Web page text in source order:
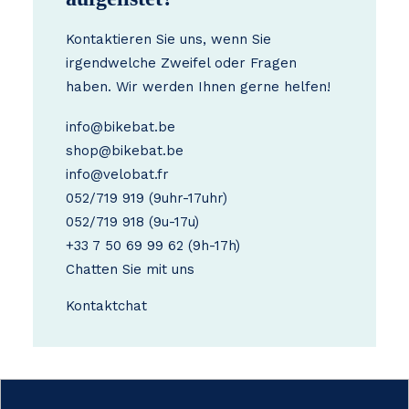
Kontaktieren Sie uns, wenn Sie
irgendwelche Zweifel oder Fragen
haben. Wir werden Ihnen gerne helfen!
info@bikebat.be
shop@bikebat.be
info@velobat.fr
052/719 919 (9uhr-17uhr)
052/719 918 (9u-17u)
+33 7 50 69 99 62 (9h-17h)
Chatten Sie mit uns
Kontaktchat